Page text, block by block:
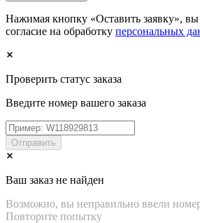
Нажимая кнопку «Оставить заявку», вы
согласие на обработку персональных
Проверить статус заказа
Введите номер вашего заказа
Отправить
Ваш заказ не найден
Возможно, вы неправильно ввели номер
Повторите попытку